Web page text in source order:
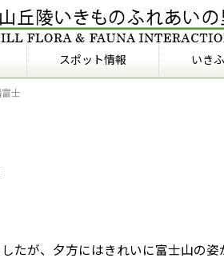
スポット情報 いき
士
たが、夕方にはきれいに富士山の姿